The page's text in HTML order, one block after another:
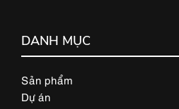
DANH MỤC
Sản phẩm
Dự án